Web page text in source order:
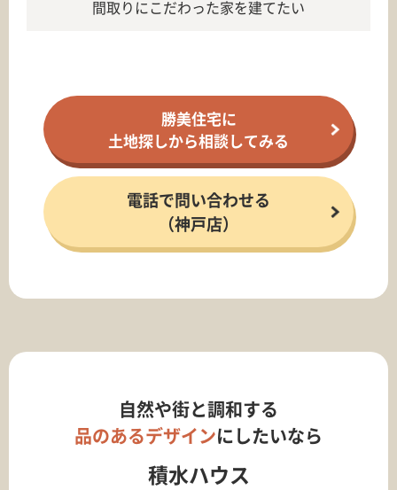
間取りにこだわった家を建てたい
勝美住宅に
土地探しから相談してみる
電話で問い合わせる
（神戸店）
自然や街と調和する
品のあるデザインにしたいなら
積水ハウス